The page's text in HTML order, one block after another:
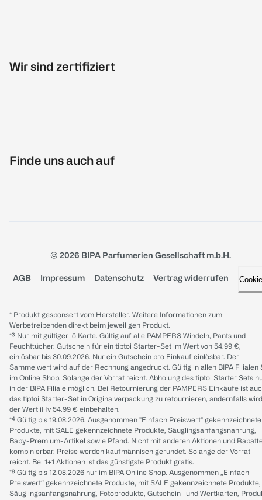
Wir sind zertifiziert
Finde uns auch auf
© 2026 BIPA Parfumerien Gesellschaft m.b.H.
AGB Impressum Datenschutz Vertrag widerrufen
* Produkt gesponsert vom Hersteller. Weitere Informationen zum
Werbetreibenden direkt beim jeweiligen Produkt.
*³ Nur mit gültiger jö Karte. Gültig auf alle PAMPERS Windeln, Pants und
Feuchttücher. Gutschein für ein tiptoi Starter-Set im Wert von 54.99 €,
einlösbar bis 30.09.2026. Nur ein Gutschein pro Einkauf einlösbar. Der
Sammelwert wird auf der Rechnung angedruckt. Gültig in allen BIPA Filialen
im Online Shop. Solange der Vorrat reicht. Abholung des tiptoi Starter Sets
in der BIPA Filiale möglich. Bei Retournierung der PAMPERS Einkäufe ist
das tiptoi Starter-Set in Originalverpackung zu retournieren, andernfalls wird
der Wert iHv 54.99 € einbehalten.
*⁴ Gültig bis 19.08.2026. Ausgenommen "Einfach Preiswert" gekennzeichnete
Produkte, mit SALE gekennzeichnete Produkte, Säuglingsanfangsnahrung,
Baby-Premium-Artikel sowie Pfand. Nicht mit anderen Aktionen und
kombinierbar. Preise werden kaufmännisch gerundet. Solange der Vorrat
reicht. Bei 1+1 Aktionen ist das günstigste Produkt gratis.
*⁸ Gültig bis 12.08.2026 nur im BIPA Online Shop. Ausgenommen „Einfach
Preiswert“ gekennzeichnete Produkte, mit SALE gekennzeichnete Produkte,
Säuglingsanfangsnahrung, Fotoprodukte, Gutschein- und Wertkarten,